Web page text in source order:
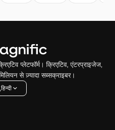
प्लेटफॉर्म। क्रिएटिव, एंटरप्राइजेज,
से ज़्यादा सब्सक्राइबर।
हिन्दी